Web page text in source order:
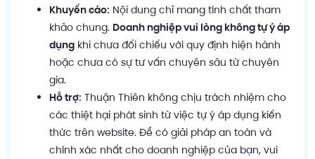
Khuyến cáo: Nội dung chỉ mang tính chất tham
khảo chung. Doanh nghiệp vui lòng không tự ý áp
dụng khi chưa đối chiếu với quy định hiện hành
hoặc chưa có sự tư vấn chuyên sâu từ chuyên
gia.
Hỗ trợ: Thuận Thiên không chịu trách nhiệm cho
các thiệt hại phát sinh từ việc tự ý áp dụng kiến
thức trên website. Để có giải pháp an toàn và
chính xác nhất cho doanh nghiệp của bạn, vui